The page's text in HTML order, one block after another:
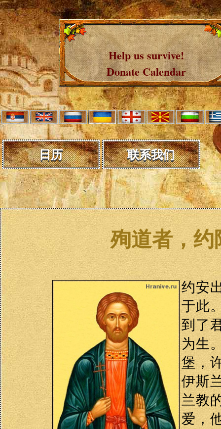
Help us survive!
Donate Calendar
日历 联系我们
殉道者，约
约安
于此
到了
为生
堡，
伊斯
兰教
爱，